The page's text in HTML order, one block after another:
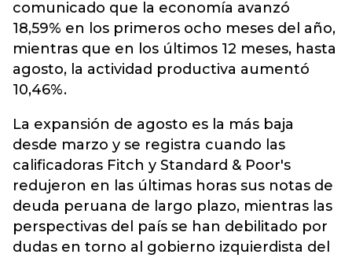
comunicado que la economía avanzó
18,59% en los primeros ocho meses del año,
mientras que en los últimos 12 meses, hasta
agosto, la actividad productiva aumentó
10,46%.
La expansión de agosto es la más baja
desde marzo y se registra cuando las
calificadoras Fitch y Standard & Poor's
redujeron en las últimas horas sus notas de
deuda peruana de largo plazo, mientras las
perspectivas del país se han debilitado por
dudas en torno al gobierno izquierdista del